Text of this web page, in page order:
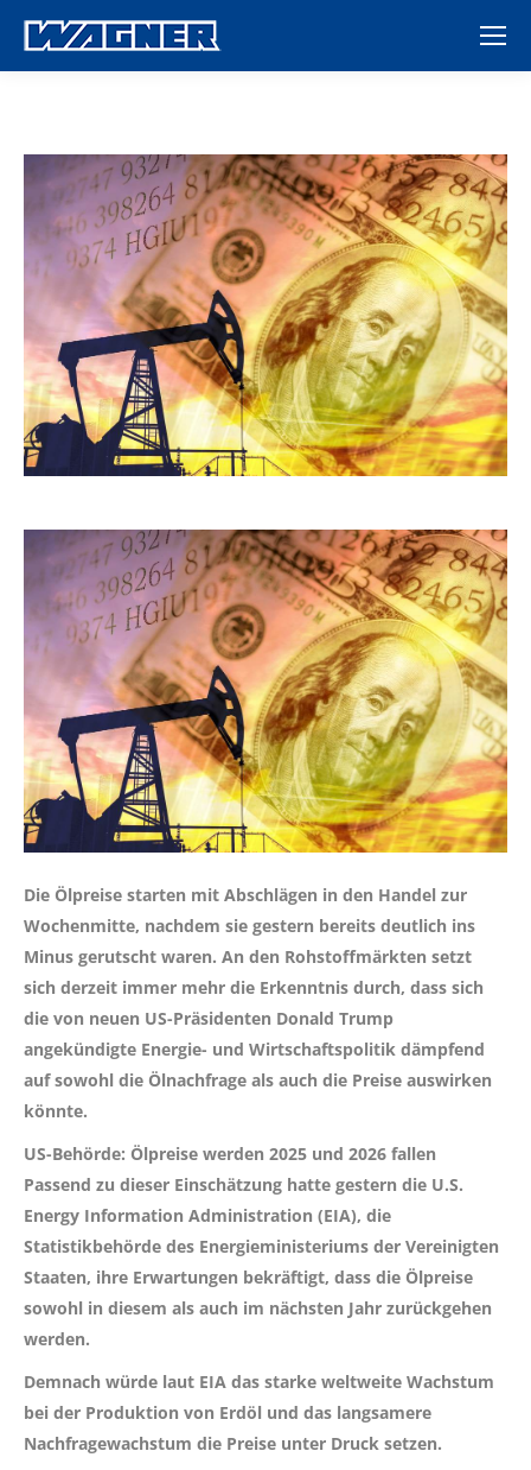
Die Ölpreise starten mit Abschlägen in den Handel zur
Wochenmitte, nachdem sie gestern bereits deutlich ins
Minus gerutscht waren. An den Rohstoffmärkten setzt
sich derzeit immer mehr die Erkenntnis durch, dass sich
die von neuen US-Präsidenten Donald Trump
angekündigte Energie- und Wirtschaftspolitik dämpfend
auf sowohl die Ölnachfrage als auch die Preise auswirken
könnte.
US-Behörde: Ölpreise werden 2025 und 2026 fallen
Passend zu dieser Einschätzung hatte gestern die U.S.
Energy Information Administration (EIA), die
Statistikbehörde des Energieministeriums der Vereinigten
Staaten, ihre Erwartungen bekräftigt, dass die Ölpreise
sowohl in diesem als auch im nächsten Jahr zurückgehen
werden.
Demnach würde laut EIA das starke weltweite Wachstum
bei der Produktion von Erdöl und das langsamere
Nachfragewachstum die Preise unter Druck setzen.